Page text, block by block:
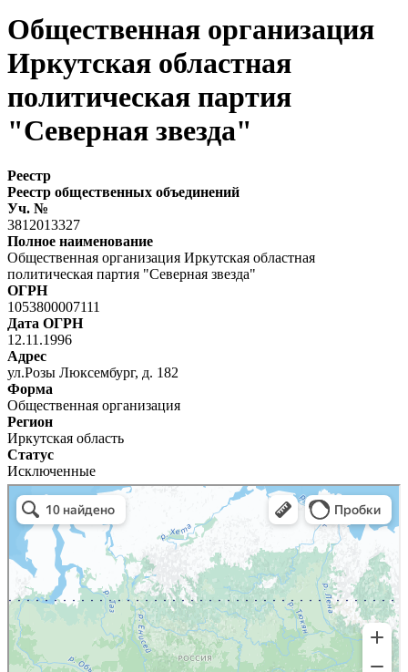
Общественная организация
Иркутская областная
политическая партия
"Северная звезда"
Реестр
Реестр общественных объединений
Уч. №
3812013327
Полное наименование
Общественная организация Иркутская областная
политическая партия "Северная звезда"
ОГРН
1053800007111
Дата ОГРН
12.11.1996
Адрес
ул.Розы Люксембург, д. 182
Форма
Общественная организация
Регион
Иркутская область
Статус
Исключенные